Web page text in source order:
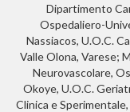
Dipartimento
Ospedaliero-
Nassiacos, U.O.C.
Valle Olona, Varese;
Neurovascolare,
Okoye, U.O.C.
Clinica e